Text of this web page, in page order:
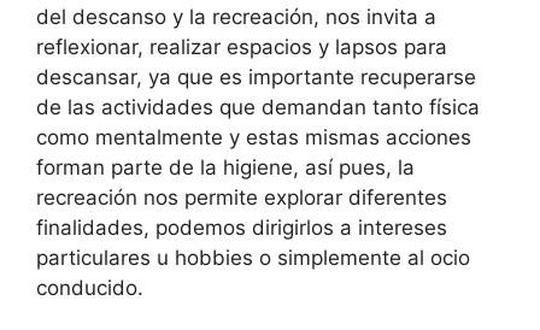
del descanso y la recreación, nos invita a
reflexionar, realizar espacios y lapsos para
descansar, ya que es importante recuperarse
de las actividades que demandan tanto física
como mentalmente y estas mismas acciones
forman parte de la higiene, así pues, la
recreación nos permite explorar diferentes
finalidades, podemos dirigirlos a intereses
particulares u hobbies o simplemente al ocio
conducido.